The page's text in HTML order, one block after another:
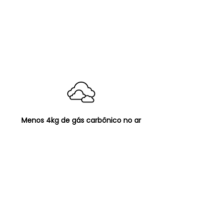
Menos 4kg de gás carbônico no ar